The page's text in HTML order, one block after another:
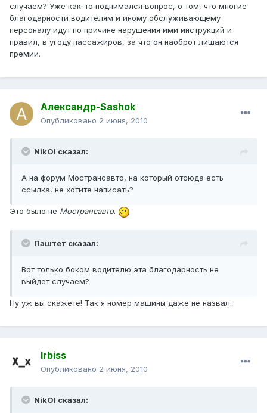
случаем? Уже как-то поднимался вопрос, о том, что многие
благодарности водителям и иному обслуживающему
персоналу идут по причине нарушения ими инструкций и
правил, в угоду пассажиров, за что он наоброт лишаются
премии.
Александр-Sashok
Опубликовано 2 июня, 2010
NikOl сказал:
А на форум Мострансавто, на который отсюда есть
ссылка, не хотите написать?
Это было не Мострансавто.
Паштет сказал:
Вот только боком водителю эта благодарность не
выйдет случаем?
Ну уж вы скажете! Так я номер машины даже не назвал.
Irbiss
Опубликовано 2 июня, 2010
NikOl сказал: